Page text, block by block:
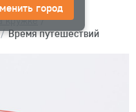
город
кружке/
Время путешествий